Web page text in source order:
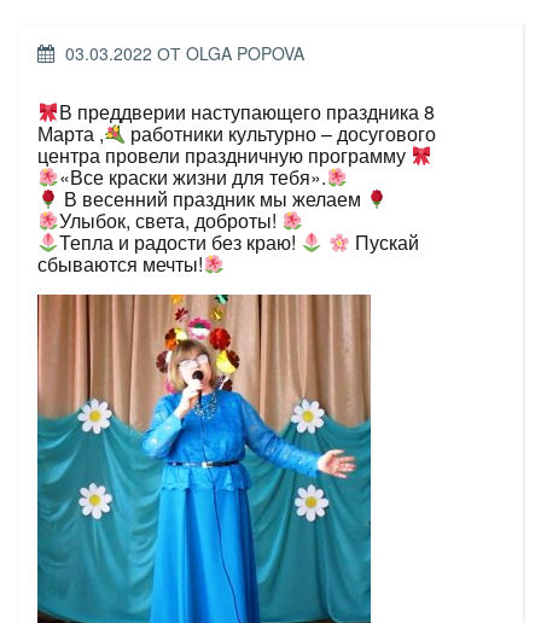
ОПУБЛИКОВАНО
03.03.2022 ОТ OLGA POPOVA
В преддверии наступающего праздника 8
Марта , работники культурно – досугового
центра провели праздничную программу
«Все краски жизни для тебя».
В весенний праздник мы желаем
Улыбок, света, доброты!
Тепла и радости без краю! Пускай
сбываются мечты!